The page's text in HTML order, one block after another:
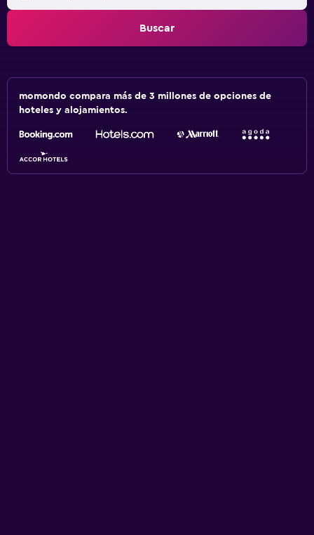
Buscar
momondo compara más de 3 millones de opciones de
hoteles y alojamientos.